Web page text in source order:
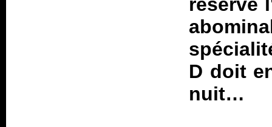
D doit
nuit…